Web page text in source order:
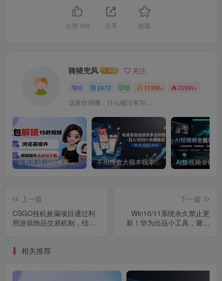
点赞 469 分享 收藏
骑猪兜风 关注
0 2472 0 113W+ 229W+
这家伙很懒，什么都没有写...
豆包生成15秒视频——浏览器插件：豆包/Dola 视频图片无水印下载 + 解锁15秒视频生成 不用投资大额本钱零成本启动，做拼多多虚拟矩阵，长期稳定！轻松维持日入 1000
上一篇
CSGO挂机捡漏项目通过利
用游戏饰品交易机制，结合
下一篇
Win10/11系统永久禁止更
新！华为出品小工具，避免
相关推荐